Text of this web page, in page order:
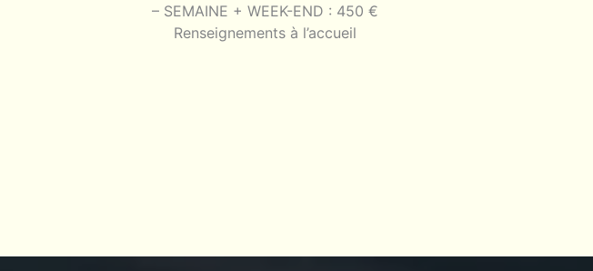
– SEMAINE + WEEK-END : 450 €
Renseignements à l’accueil